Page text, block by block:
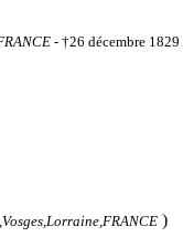
- †26 décembre 1829
)